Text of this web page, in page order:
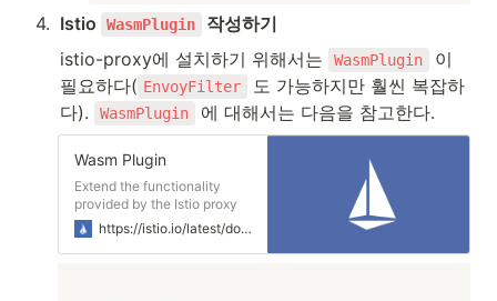
4. Istio WasmPlugin
작성하기
istio-proxy에 설치하기 위해서는
WasmPlugin
이
필요하다( EnvoyFilter
도 가능하지만 훨씬 복잡하
다).
WasmPlugin 에 대해서는 다음을 참고한다.
Wasm Plugin
Extend the functionality
provided by the Istio proxy
through WebAssembly
filters.
https://istio.io/latest/docs/reference/config/proxy_extensions/wasm-plugin/